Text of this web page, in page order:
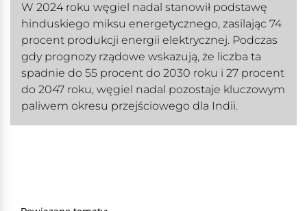
W 2024 roku węgiel nadal stanowił podstawę
hinduskiego miksu energetycznego, zasilając 74
procent produkcji energii elektrycznej. Podczas
gdy prognozy rządowe wskazują, że liczba ta
spadnie do 55 procent do 2030 roku i 27 procent
do 2047 roku, węgiel nadal pozostaje kluczowym
paliwem okresu przejściowego dla Indii.